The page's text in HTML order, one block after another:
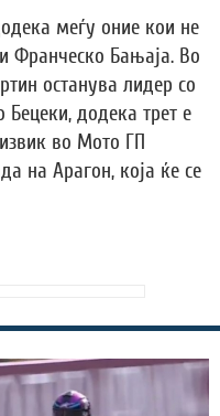
меѓу оние кои не
Франческо Бањаја. Во
останува лидер со
додека трет е
во Мото ГП
на Арагон, која ќе се